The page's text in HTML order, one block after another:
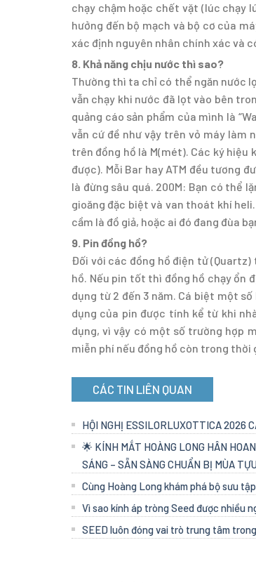
chạy chậm hoặc chết vặt (lúc chạy
hưởng đến bộ mạch và bộ cơ của
xác định nguyên nhân chính xác và
8. Khả năng chịu nước thì sao?
Thường thì ta chỉ có thể ngăn nước
vẫn chạy khi nước đã lọt vào bên
quảng cáo sản phẩm của mình là
vẫn cứ đề như vậy trên vỏ máy làm
trên đồng hồ là M(mét). Các ký hiệu
được). Mỗi Bar hay ATM đều tương
là đừng sâu quá. 200M: Bạn có thể
gioăng đặc biệt và van thoát khí
cầm là đồ giả, hoặc ai đó đang đùa
9. Pin đồng hồ?
Đối với các đồng hồ điện tử
hồ. Nếu pin tốt thì đồng hồ chạy ổn
dụng từ 2 đến 3 năm. Cá biệt một
dụng của pin được tính kể từ khi
dụng, vì vậy có một số trường hợp
miễn phí nếu đồng hồ còn trong thời
CÁC TIN LIÊN QUAN
HỘI NGHỊ ESSILORLUXOTTICA 2026
🌟 KÍNH MẮT HOÀNG LONG HÂN
SÁNG – SẴN SÀNG CHUẨN BỊ MÙA
Cùng Hoàng Long khám phá bộ sưu
Vì sao kính áp tròng Seed được nhiều
SEED luôn đóng vai trò trung tâm